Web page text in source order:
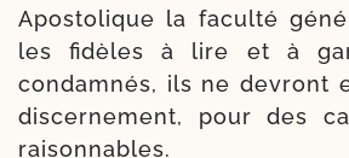
Apostolique la facul­té
les fidèles à lire et à
condam­nés, ils ne devront
dis­cer­ne­ment, pour des
raisonnables.